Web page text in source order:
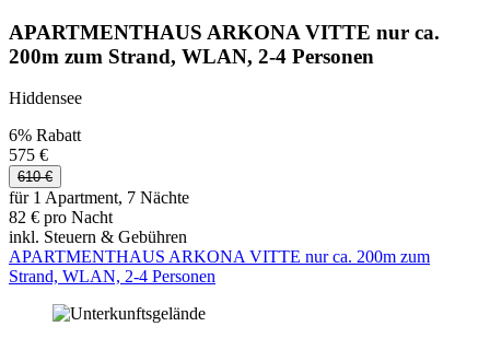
APARTMENTHAUS ARKONA VITTE nur ca.
200m zum Strand, WLAN, 2-4 Personen
Hiddensee
6% Rabatt
575 €
610 €
für 1 Apartment, 7 Nächte
82 € pro Nacht
inkl. Steuern & Gebühren
APARTMENTHAUS ARKONA VITTE nur ca. 200m zum
Strand, WLAN, 2-4 Personen